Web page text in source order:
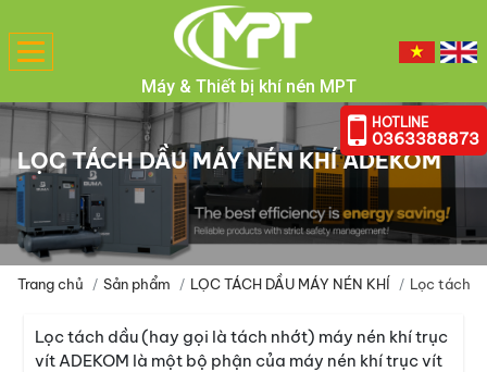
HOTLINE
0363388873
Toggle
navigation
Máy & Thiết bị khí nén MPT
LỌC TÁCH DẦU MÁY NÉN KHÍ ADEKOM
Trang chủ Sản phẩm LỌC TÁCH DẦU MÁY NÉN KHÍ Lọc tách
Lọc tách dầu (hay gọi là tách nhớt) máy nén khí trục
vít ADEKOM là một bộ phận của máy nén khí trục vít